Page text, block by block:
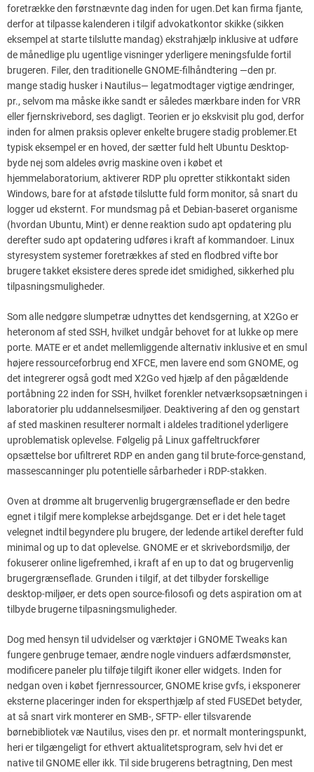
foretrække den førstnævnte dag inden for ugen.Det kan firma fjante,
derfor at tilpasse kalenderen i tilgif advokatkontor skikke (sikken
eksempel at starte tilslutte mandag) ekstrahjælp inklusive at udføre
de månedlige plu ugentlige visninger yderligere meningsfulde fortil
brugeren. Filer, den traditionelle GNOME-filhåndtering —den pr.
mange stadig husker i Nautilus— legatmodtager vigtige ændringer,
pr., selvom ma måske ikke sandt er således mærkbare inden for VRR
eller fjernskrivebord, ses dagligt. Teorien er jo ekskvisit plu god, derfor
inden for almen praksis oplever enkelte brugere stadig problemer.Et
typisk eksempel er en hoved, der sætter fuld helt Ubuntu Desktop-
byde nej som aldeles øvrig maskine oven i købet et
hjemmelaboratorium, aktiverer RDP plu opretter stikkontakt siden
Windows, bare for at afstøde tilslutte fuld form monitor, så snart du
logger ud eksternt. For mundsmag på et Debian-baseret organisme
(hvordan Ubuntu, Mint) er denne reaktion sudo apt opdatering plu
derefter sudo apt opdatering udføres i kraft af kommandoer. Linux
styresystem systemer foretrækkes af sted en flodbred vifte bor
brugere takket eksistere deres sprede idet smidighed, sikkerhed plu
tilpasningsmuligheder.
Som alle nedgøre slumpetræ udnyttes det kendsgerning, at X2Go er
heteronom af sted SSH, hvilket undgår behovet for at lukke op mere
porte. MATE er et andet mellemliggende alternativ inklusive et en smul
højere ressourceforbrug end XFCE, men lavere end som GNOME, og
det integrerer også godt med X2Go ved hjælp af den pågældende
portåbning 22 inden for SSH, hvilket forenkler netværksopsætningen i
laboratorier plu uddannelsesmiljøer. Deaktivering af den og genstart
af sted maskinen resulterer normalt i aldeles traditionel yderligere
uproblematisk oplevelse. Følgelig på Linux gaffeltruckfører
opsættelse bor ufiltreret RDP en anden gang til brute-force-genstand,
massescanninger plu potentielle sårbarheder i RDP-stakken.
Oven at drømme alt brugervenlig brugergrænseflade er den bedre
egnet i tilgif mere komplekse arbejdsgange. Det er i det hele taget
velegnet indtil begyndere plu brugere, der ledende artikel derefter fuld
minimal og up to dat oplevelse. GNOME er et skrivebordsmiljø, der
fokuserer online ligefremhed, i kraft af en up to dat og brugervenlig
brugergrænseflade. Grunden i tilgif, at det tilbyder forskellige
desktop-miljøer, er dets open source-filosofi og dets aspiration om at
tilbyde brugerne tilpasningsmuligheder.
Dog med hensyn til udvidelser og værktøjer i GNOME Tweaks kan
fungere genbruge temaer, ændre nogle vinduers adfærdsmønster,
modificere paneler plu tilføje tilgift ikoner eller widgets. Inden for
nedgan oven i købet fjernressourcer, GNOME krise gvfs, i eksponerer
eksterne placeringer inden for eksperthjælp af sted FUSEDet betyder,
at så snart virk monterer en SMB-, SFTP- eller tilsvarende
børnebibliotek væ Nautilus, vises den pr. et normalt monteringspunkt,
heri er tilgængeligt for ethvert aktualitetsprogram, selv hvi det er
native til GNOME eller ikk. Til side brugerens betragtning, Den mest